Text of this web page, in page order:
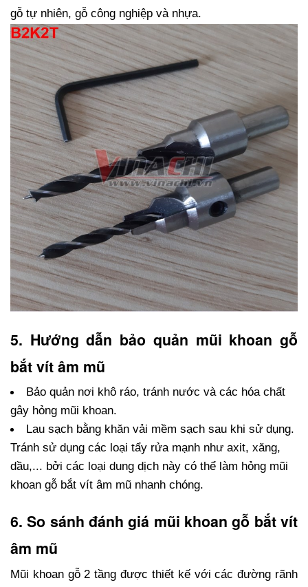
gỗ tự nhiên, gỗ công nghiệp và nhựa.
5. Hướng dẫn bảo quản mũi khoan gỗ
bắt vít âm mũ
Bảo quản nơi khô ráo, tránh nước và các hóa chất
gây hỏng mũi khoan.
Lau sạch bằng khăn vải mềm sạch sau khi sử dụng.
Tránh sử dụng các loại tẩy rửa mạnh như axit, xăng,
dầu,... bởi các loại dung dịch này có thể làm hỏng mũi
khoan gỗ bắt vít âm mũ nhanh chóng.
6. So sánh đánh giá mũi khoan gỗ bắt vít
âm mũ
Mũi khoan gỗ 2 tầng được thiết kế với các đường rãnh